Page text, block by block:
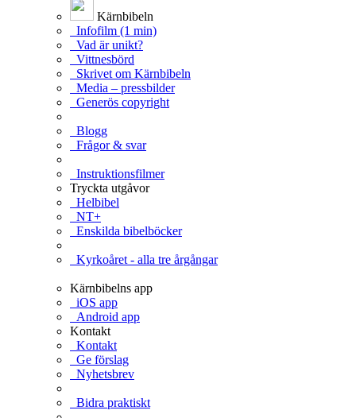
Kärnbibeln
Infofilm (1 min)
Vad är unikt?
Vittnesbörd
Skrivet om Kärnbibeln
Media – pressbilder
Generös copyright
Blogg
Frågor & svar
Instruktionsfilmer
Tryckta utgåvor
Helbibel
NT+
Enskilda bibelböcker
Kyrkoåret - alla tre årgångar
Kärnbibelns app
iOS app
Android app
Kontakt
Kontakt
Ge förslag
Nyhetsbrev
Bidra praktiskt